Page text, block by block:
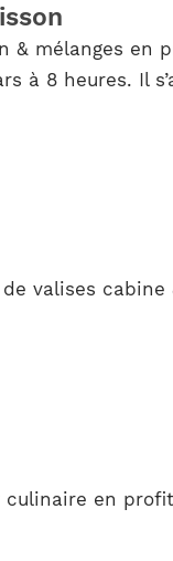
& mélanges
à 8 heures. Il
valises
en